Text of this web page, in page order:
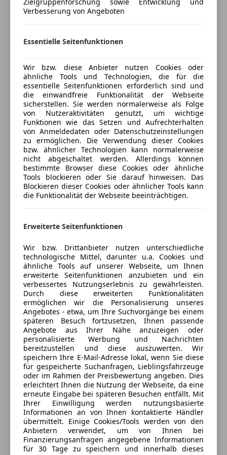
Android Auto
Bluetooth
DAB-Radio
Freisprecheinrichtung
Induktionsladen für Smartphones
MP3
Musikstreaming integriert
Radio
Soundsystem
USB
Volldigitales Kombiinstrument
Sicherheit
ABS
Abstandswarner
Bi-Xenon Scheinwerfer
Blendfreies Fernlicht
ESP
Fahrerairbag
Fernlichtassistent
Geschwindigkeits-begrenzungsanlage
Isofix
Kopfairbag
Kurvenlicht
LED-Scheinwerfer
LED-Tagfahrlicht
Notbremsassistent
Notrufsystem
Reifendruckkontrollsystem
Seitenairbag
Servolenkung
Spurhalteassistent
Finanzierungs-Beispiel: Monatliche Rate 386€,
eintauschen? Kein Problem.
Schicken Sie uns eine Anfrage mit den wichtigsten
Keyfacts, realer Preisvorstellung sowie Fotos per
Mail oder Whats App.
---------------------------------------------------------------------------------
LZ-AUTOMOTIVE ANGEBOT:
-Erstklassige Finanzierungskonditionen mit
variablen oder fixen Zinssatz über unsere
Partnerbanken.
-Versicherung zu bestmöglichen Konditionen über
--------------------------------------------------------------------------------
Wir freuen uns auf Ihre Anfrage….
Euer LZ Automotive Team
- Audi
- RSQ3 Sportback
- 2,5 400PS
- 7 Gang S-Tronic
- Quattro
- EZ: 20.01.2020
- KM: 66.000
-1.Besitz
ZUSTAND & SERVICE:
-NEU §57a bis 01.2027
-Letztes Service 11.2025 bei 58.900km
-Nächste Service 11.2027 oder 88.900km
-Lückenlose Audi Servicehistorie
-Unfallfrei
Kfz-Versicherung
Versicherungsschutz an Ihre Bedürfnisse
anpassen
Freischaden-Gutschein ab Stufe 0
Auto einfach online versichern & Rabatt holen
Jetzt berechnen
Verkäufer Händler
LZ Automotive e.U
Sternebewertung 5 von 5
5 Sterne
(100% Weiterempfehlungen)
Anbieter auf AutoScout24 seit 2023
Wir haben keine fixen Öffnungszeiten.
Besichtigung sowie Probefahrt nur nach
telefonischer Vereinbarung bei Herrn Lukas Zmuck
unter der Nummer 0660/4644636 gerne möglich
Geschlossen
Öffnet um 7:00
Lindenstraße 2 ,
8665 Langenwang, AT
Kontakt
Lukas Zmuck
Verbesserung von Angeboten
Essentielle Seitenfunktionen
Wir bzw. diese Anbieter nutzen Cookies oder
ähnliche Tools und Technologien, die für die
essentielle Seitenfunktionen erforderlich sind und
die einwandfreie Funktionalität der Webseite
sicherstellen. Sie werden normalerweise als Folge
von Nutzeraktivitäten genutzt, um wichtige
Funktionen wie das Setzen und Aufrechterhalten
von Anmeldedaten oder Datenschutzeinstellungen
zu ermöglichen. Die Verwendung dieser Cookies
bzw. ähnlicher Technologien kann normalerweise
nicht abgeschaltet werden. Allerdings können
bestimmte Browser diese Cookies oder ähnliche
Tools blockieren oder Sie darauf hinweisen. Das
Blockieren dieser Cookies oder ähnlicher Tools kann
die Funktionalität der Webseite beeinträchtigen.
Erweiterte Seitenfunktionen
Wir bzw. Drittanbieter nutzen unterschiedliche
technologische Mittel, darunter u.a. Cookies und
ähnliche Tools auf unserer Webseite, um Ihnen
erweiterte Seitenfunktionen anzubieten und ein
verbessertes Nutzungserlebnis zu gewährleisten.
Durch diese erweiterten Funktionalitäten
ermöglichen wir die Personalisierung unseres
Angebotes - etwa, um Ihre Suchvorgänge bei einem
späteren Besuch fortzusetzen, Ihnen passende
Angebote aus Ihrer Nähe anzuzeigen oder
personalisierte Werbung und Nachrichten
bereitzustellen und diese auszuwerten. Wir
speichern Ihre E-Mail-Adresse lokal, wenn Sie diese
für gespeicherte Suchanfragen, Lieblingsfahrzeuge
oder im Rahmen der Preisbewertung angeben. Dies
erleichtert Ihnen die Nutzung der Webseite, da eine
erneute Eingabe bei späteren Besuchen entfällt. Mit
Ihrer Einwilligung werden nutzungsbasierte
Informationen an von Ihnen kontaktierte Händler
übermittelt. Einige Cookies/Tools werden von den
Anbietern verwendet, um von Ihnen bei
Finanzierungsanfragen angegebene Informationen
für 30 Tage zu speichern und innerhalb dieses